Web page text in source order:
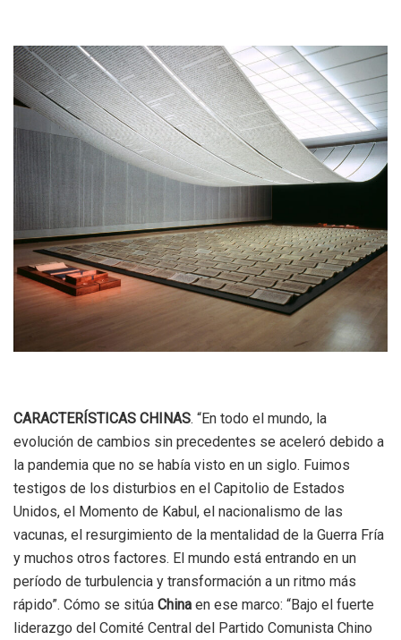
CARACTERÍSTICAS CHINAS. “En todo el mundo, la
evolución de cambios sin precedentes se aceleró debido a
la pandemia que no se había visto en un siglo. Fuimos
testigos de los disturbios en el Capitolio de Estados
Unidos, el Momento de Kabul, el nacionalismo de las
vacunas, el resurgimiento de la mentalidad de la Guerra Fría
y muchos otros factores. El mundo está entrando en un
período de turbulencia y transformación a un ritmo más
rápido”. Cómo se sitúa China en ese marco: “Bajo el fuerte
liderazgo del Comité Central del Partido Comunista Chino